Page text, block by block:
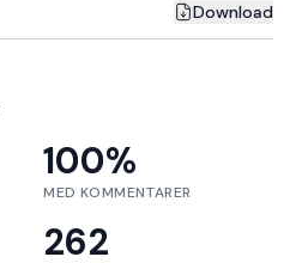
Download
100%
MED KOMMENTARER
262